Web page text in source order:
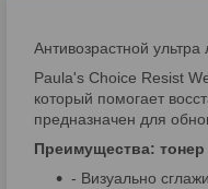
Антивозрастной
Paula's Choice Resist
который помогает
предназначен для
Преимущества:
- Визуально